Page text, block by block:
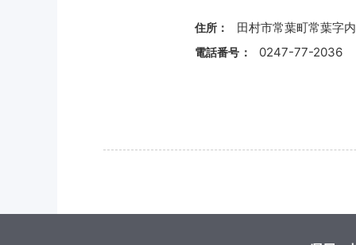
住所： 田村市常葉町常葉字
電話番号： 0247-77-2036